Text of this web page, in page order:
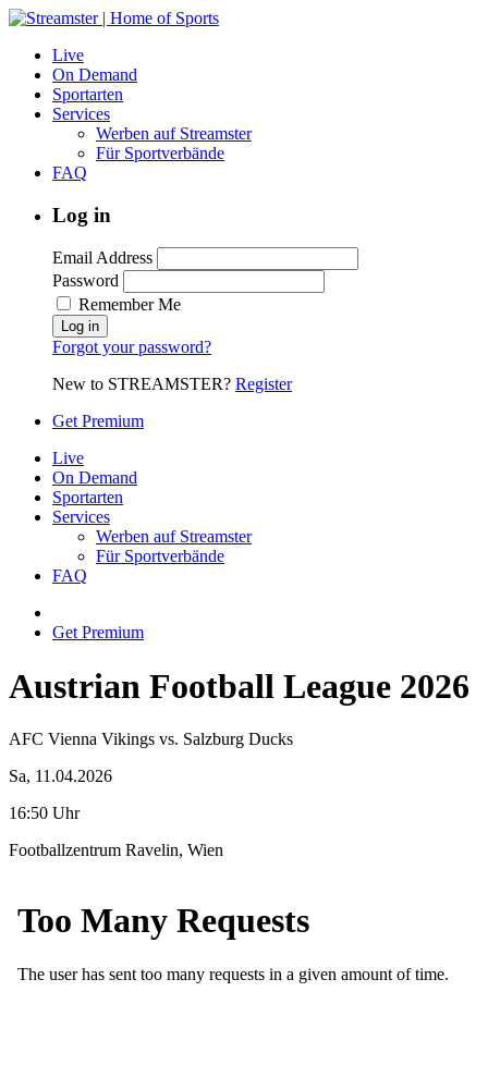
Live
On Demand
Sportarten
Services
Werben auf Streamster
Für Sportverbände
FAQ
Log in
Email Address
Password
Remember Me
Forgot your password?
New to STREAMSTER? Register
Get Premium
Live
On Demand
Sportarten
Services
Werben auf Streamster
Für Sportverbände
FAQ
Get Premium
Austrian Football League 2026
AFC Vienna Vikings vs. Salzburg Ducks
Sa, 11.04.2026
16:50 Uhr
Footballzentrum Ravelin, Wien